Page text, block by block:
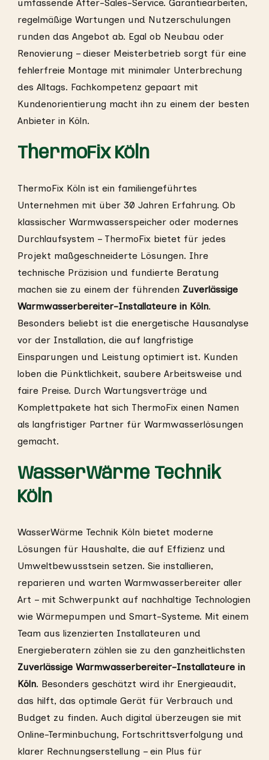
umfassende After-Sales-Service. Garantiearbeiten,
regelmäßige Wartungen und Nutzerschulungen
runden das Angebot ab. Egal ob Neubau oder
Renovierung – dieser Meisterbetrieb sorgt für eine
fehlerfreie Montage mit minimaler Unterbrechung
des Alltags. Fachkompetenz gepaart mit
Kundenorientierung macht ihn zu einem der besten
Anbieter in Köln.
ThermoFix Köln
ThermoFix Köln ist ein familiengeführtes
Unternehmen mit über 30 Jahren Erfahrung. Ob
klassischer Warmwasserspeicher oder modernes
Durchlaufsystem – ThermoFix bietet für jedes
Projekt maßgeschneiderte Lösungen. Ihre
technische Präzision und fundierte Beratung
machen sie zu einem der führenden Zuverlässige
Warmwasserbereiter-Installateure in Köln.
Besonders beliebt ist die energetische Hausanalyse
vor der Installation, die auf langfristige
Einsparungen und Leistung optimiert ist. Kunden
loben die Pünktlichkeit, saubere Arbeitsweise und
faire Preise. Durch Wartungsverträge und
Komplettpakete hat sich ThermoFix einen Namen
als langfristiger Partner für Warmwasserlösungen
gemacht.
WasserWärme Technik
Köln
WasserWärme Technik Köln bietet moderne
Lösungen für Haushalte, die auf Effizienz und
Umweltbewusstsein setzen. Sie installieren,
reparieren und warten Warmwasserbereiter aller
Art – mit Schwerpunkt auf nachhaltige Technologien
wie Wärmepumpen und Smart-Systeme. Mit einem
Team aus lizenzierten Installateuren und
Energieberatern zählen sie zu den ganzheitlichsten
Zuverlässige Warmwasserbereiter-Installateure in
Köln. Besonders geschätzt wird ihr Energieaudit,
das hilft, das optimale Gerät für Verbrauch und
Budget zu finden. Auch digital überzeugen sie mit
Online-Terminbuchung, Fortschrittsverfolgung und
klarer Rechnungserstellung – ein Plus für